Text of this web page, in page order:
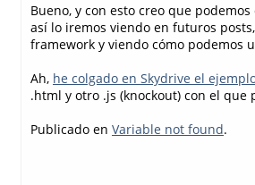
Bueno, y con esto creo que
así lo iremos viendo en futuros
framework y viendo cómo podemos
Ah, he colgado en Skydrive el
.html y otro .js (knockout) con el
Publicado en Variable not found.